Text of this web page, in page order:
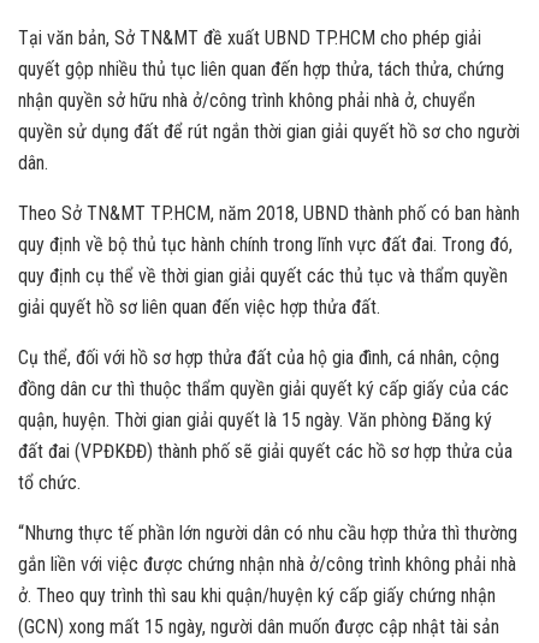
Tại văn bản, Sở TN&MT đề xuất UBND TP.HCM cho phép giải
quyết gộp nhiều thủ tục liên quan đến hợp thửa, tách thửa, chứng
nhận quyền sở hữu nhà ở/công trình không phải nhà ở, chuyển
quyền sử dụng đất để rút ngắn thời gian giải quyết hồ sơ cho người
dân.
Theo Sở TN&MT TP.HCM, năm 2018, UBND thành phố có ban hành
quy định về bộ thủ tục hành chính trong lĩnh vực đất đai. Trong đó,
quy định cụ thể về thời gian giải quyết các thủ tục và thẩm quyền
giải quyết hồ sơ liên quan đến việc hợp thửa đất.
Cụ thể, đối với hồ sơ hợp thửa đất của hộ gia đình, cá nhân, cộng
đồng dân cư thì thuộc thẩm quyền giải quyết ký cấp giấy của các
quận, huyện. Thời gian giải quyết là 15 ngày. Văn phòng Đăng ký
đất đai (VPĐKĐĐ) thành phố sẽ giải quyết các hồ sơ hợp thửa của
tổ chức.
“Nhưng thực tế phần lớn người dân có nhu cầu hợp thửa thì thường
gắn liền với việc được chứng nhận nhà ở/công trình không phải nhà
ở. Theo quy trình thì sau khi quận/huyện ký cấp giấy chứng nhận
(GCN) xong mất 15 ngày, người dân muốn được cập nhật tài sản